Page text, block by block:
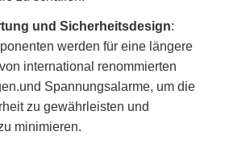
und Sicherheitsdesign:
werden für eine längere
international renommierten
Spannungsalarme, um die
zu gewährleisten und
minimieren.